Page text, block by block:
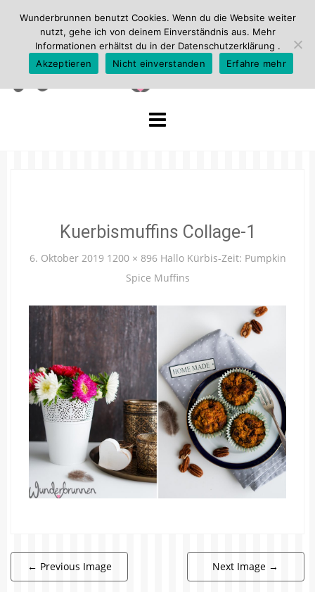
Kuerbismuffins Collage-1
6. Oktober 2019 1200 × 896 Hallo Kürbis-Zeit: Pumpkin
Spice Muffins
← Previous Image Next Image →
Wunderbrunnen benutzt Cookies. Wenn du die Website weiter
nutzt, gehe ich von deinem Einverständnis aus. Mehr
Informationen erhältst du in der Datenschutzerklärung .
Akzeptieren
Nicht einverstanden Erfahre mehr